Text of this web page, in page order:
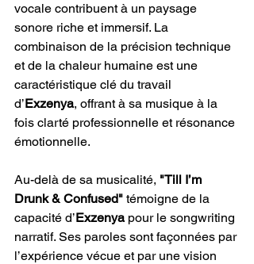
vocale contribuent à un paysage
sonore riche et immersif. La
combinaison de la précision technique
et de la chaleur humaine est une
caractéristique clé du travail
d’Exzenya, offrant à sa musique à la
fois clarté professionnelle et résonance
émotionnelle.
Au-delà de sa musicalité, "Till I’m
Drunk & Confused" témoigne de la
capacité d’Exzenya pour le songwriting
narratif. Ses paroles sont façonnées par
l’expérience vécue et par une vision